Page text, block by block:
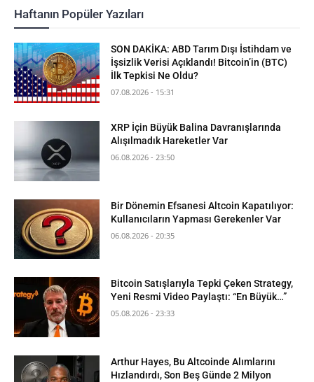
Haftanın Popüler Yazıları
SON DAKİKA: ABD Tarım Dışı İstihdam ve
İşsizlik Verisi Açıklandı! Bitcoin’in (BTC)
İlk Tepkisi Ne Oldu?
07.08.2026 - 15:31
XRP İçin Büyük Balina Davranışlarında
Alışılmadık Hareketler Var
06.08.2026 - 23:50
Bir Dönemin Efsanesi Altcoin Kapatılıyor:
Kullanıcıların Yapması Gerekenler Var
06.08.2026 - 20:35
Bitcoin Satışlarıyla Tepki Çeken Strategy,
Yeni Resmi Video Paylaştı: “En Büyük…”
05.08.2026 - 23:33
Arthur Hayes, Bu Altcoinde Alımlarını
Hızlandırdı, Son Beş Günde 2 Milyon